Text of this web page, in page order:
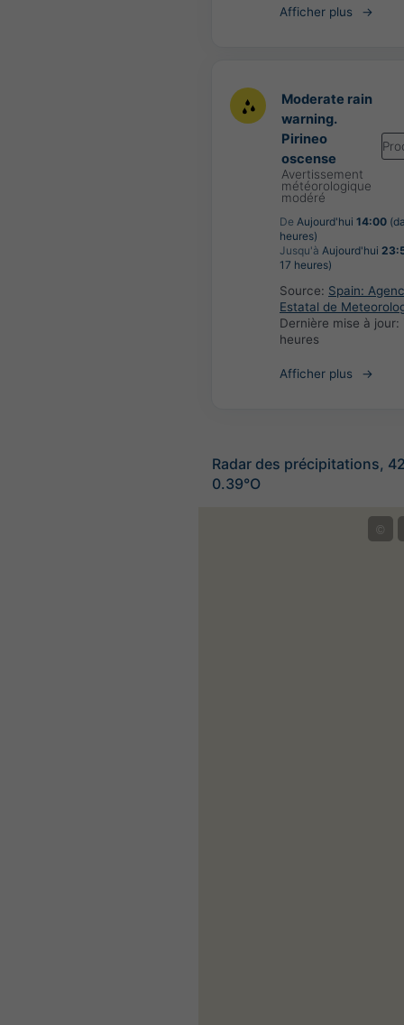
Afficher plus
Moderate rain
warning.
Pirineo
oscense
Avertissement
météorologique
modéré
De Aujourd'hui 14:00
heures)
Jusqu'à Aujourd'hui
17 heures)
Source: Spain:
Estatal de
Dernière mise à jour:
heures
Afficher plus
Radar des précipitations,
0.39°O
©